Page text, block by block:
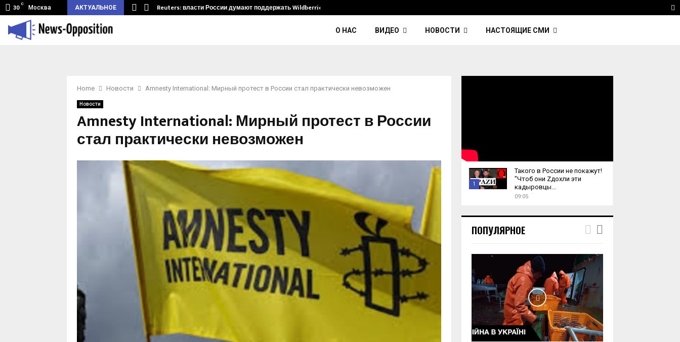
30
C
Москва АКТУАЛЬНОЕ
туннель из Беларуси.… Reuters: власти России думают поддержать Wildberries и его…
О НАС ВИДЕО НОВОСТИ НАСТОЯЩИЕ СМИ
Home Новости Amnesty International: Мирный протест в России стал практически невозможен
Новости
Amnesty International: Мирный протест в России
стал практически невозможен
1
u
m
u
Такого в России не покажут!
"Чтоб они Zдохли эти
кадыровцы...
09:05
ПОПУЛЯРНОЕ